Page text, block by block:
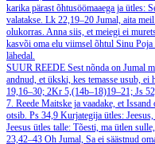
karika pärast õhtusöömaaega ja ütles:
valatakse. Lk 22,19–20 Jumal, aita
olukorras. Anna siis, et meiegi ei
kasvõi oma elu viimsel õhtul Sinu Poja
lähedal.
SUUR REEDE Sest nõnda on Jumal
andnud, et ükski, kes temasse usub,
19,16–30; 2Kr 5,(14b–18)19–21; Js
7. Reede Maitske ja vaadake, et
otsib. Ps 34,9 Kurjategija ütles:
Jeesus ütles talle: Tõesti, ma ütlen
23,42–43 Oh Jumal, Sa ei säästnud